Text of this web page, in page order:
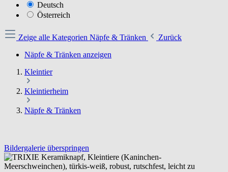
Deutsch
Österreich
Zeige alle Kategorien Näpfe & Tränken
Zurück
Näpfe & Tränken anzeigen
Kleintier
Kleintierheim
Näpfe & Tränken
Bildergalerie überspringen